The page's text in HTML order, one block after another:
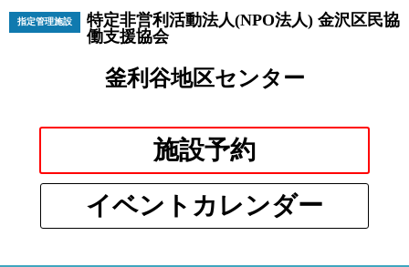
特定非営利活動法人(NPO法人) 金沢区民協
働支援協会
指定管理施設
釜利谷地区センター
施設予約別
ウ
ィ
ン
イベント カレンダー別
ウ